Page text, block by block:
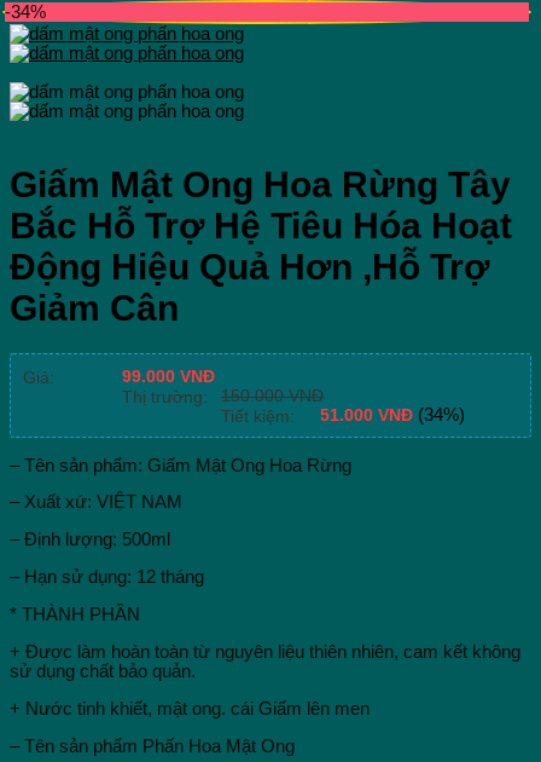
-34%
Giấm Mật Ong Hoa Rừng Tây
Bắc Hỗ Trợ Hệ Tiêu Hóa Hoạt
Động Hiệu Quả Hơn ,Hỗ Trợ
Giảm Cân
Giá: 99.000 VNĐ
Thị trường:
150.000VNĐ
Tiết kiệm:
51.000 VNĐ (34%)
– Tên sản phẩm: Giấm Mật Ong Hoa Rừng
– Xuất xứ: VIỆT NAM
– Định lượng: 500ml
– Hạn sử dụng: 12 tháng
* THÀNH PHẦN
+ Được làm hoàn toàn từ nguyên liệu thiên nhiên, cam kết không
sử dụng chất bảo quản.
+ Nước tinh khiết, mật ong. cái Giấm lên men
– Tên sản phẩm Phấn Hoa Mật Ong